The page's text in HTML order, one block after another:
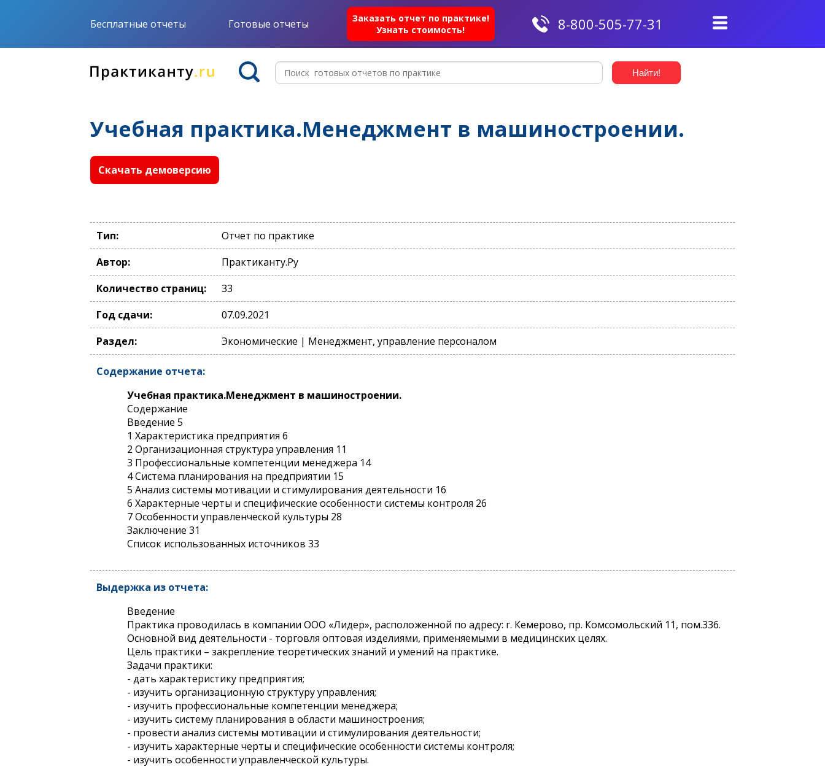
Бесплатные отчеты Готовые отчеты
Заказать отчет по практике!
Узнать стоимость!
8-800-505-77-31
Учебная практика.Менеджмент в машиностроении.
Скачать демоверсию
Тип:
Отчет по практике
Автор:
Практиканту.Ру
Количество страниц:
33
Год сдачи:
07.09.2021
Раздел:
Экономические | Менеджмент, управление персоналом
Содержание отчета:
Учебная практика.Менеджмент в машиностроении.
Содержание
Введение 5
1 Характеристика предприятия 6
2 Организационная структура управления 11
3 Профессиональные компетенции менеджера 14
4 Система планирования на предприятии 15
5 Анализ системы мотивации и стимулирования деятельности 16
6 Характерные черты и специфические особенности системы контроля 26
7 Особенности управленческой культуры 28
Заключение 31
Список использованных источников 33
Выдержка из отчета:
Введение
Практика проводилась в компании ООО «Лидер», расположенной по адресу: г. Кемерово, пр. Комсомольский 11, пом.336.
Основной вид деятельности - торговля оптовая изделиями, применяемыми в медицинских целях.
Цель практики – закрепление теоретических знаний и умений на практике.
Задачи практики:
- дать характеристику предприятия;
- изучить организационную структуру управления;
- изучить профессиональные компетенции менеджера;
- изучить систему планирования в области машиностроения;
- провести анализ системы мотивации и стимулирования деятельности;
- изучить характерные черты и специфические особенности системы контроля;
- изучить особенности управленческой культуры.